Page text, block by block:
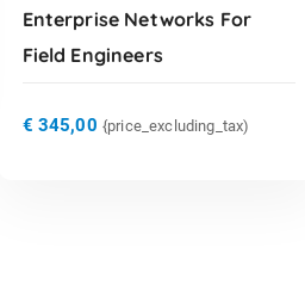
Enterprise Networks For
Field Engineers
€ 345,00 {price_excluding_tax)